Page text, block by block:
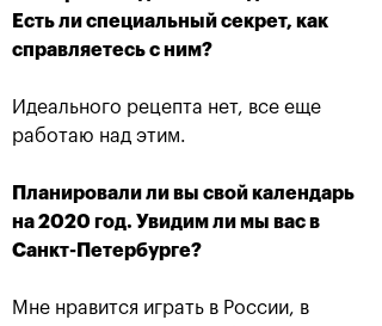
В «Крылатском»
Кремля» и лауреатов
Зала мировой
теннисной славы
Марат Сафин:
торте»
Есть ли специальный секрет, как
справляетесь с ним?
Идеального рецепта нет, все еще
работаю над этим.
Планировали ли вы свой календарь
на 2020 год. Увидим ли мы вас в
Санкт-Петербурге?
Мне нравится играть в России, в